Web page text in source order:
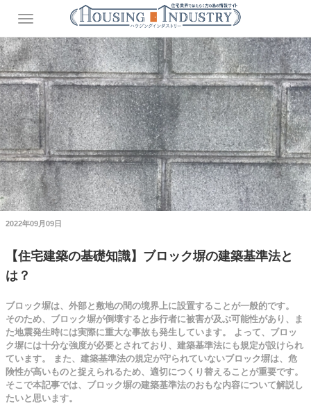
2022年09月09日
【住宅建築の基礎知識】ブロック塀の建築基準法と
は？
ブロック塀は、外部と敷地の間の境界上に設置することが一般的です。
そのため、ブロック塀が倒壊すると歩行者に被害が及ぶ可能性があり、ま
た地震発生時には実際に重大な事故も発生しています。 よって、ブロッ
ク塀には十分な強度が必要とされており、建築基準法にも規定が設けられ
ています。 また、建築基準法の規定が守られていないブロック塀は、危
険性が高いものと捉えられるため、適切につくり替えることが重要です。
そこで本記事では、ブロック塀の建築基準法のおもな内容について解説し
たいと思います。